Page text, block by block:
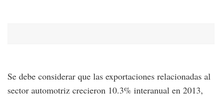
Se debe considerar que las exportaciones relacionadas al
sector automotriz crecieron 10.3% interanual en 2013,